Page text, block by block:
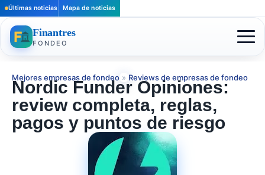
Últimas noticias Mapa de noticias
Finantres
FONDEO
Mejores empresas de fondeo » Reviews de empresas de fondeo
Nordic Funder Opiniones:
review completa, reglas,
pagos y puntos de riesgo